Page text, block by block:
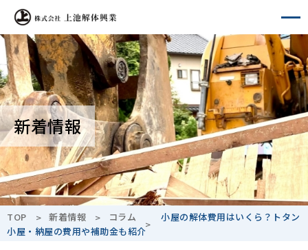
新着情報
TOP 新着情報 コラム
小屋の解体費用はいくら？トタン
小屋・納屋の費用や補助金も紹介
A- A+